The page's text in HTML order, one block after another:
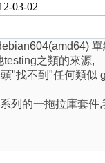
03-02
之類的來源,
"找不到"任何類似
列的一拖拉庫套件